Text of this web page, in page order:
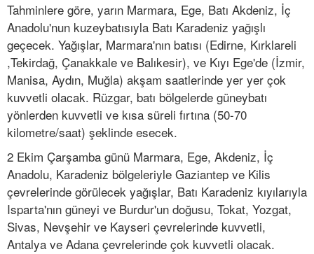
Tahminlere göre, yarın Marmara, Ege, Batı Akdeniz, İç
Anadolu'nun kuzeybatısıyla Batı Karadeniz yağışlı
geçecek. Yağışlar, Marmara'nın batısı (Edirne, Kırklareli
,Tekirdağ, Çanakkale ve Balıkesir), ve Kıyı Ege'de (İzmir,
Manisa, Aydın, Muğla) akşam saatlerinde yer yer çok
kuvvetli olacak. Rüzgar, batı bölgelerde güneybatı
yönlerden kuvvetli ve kısa süreli fırtına (50-70
kilometre/saat) şeklinde esecek.
2 Ekim Çarşamba günü Marmara, Ege, Akdeniz, İç
Anadolu, Karadeniz bölgeleriyle Gaziantep ve Kilis
çevrelerinde görülecek yağışlar, Batı Karadeniz kıyılarıyla
Isparta'nın güneyi ve Burdur'un doğusu, Tokat, Yozgat,
Sivas, Nevşehir ve Kayseri çevrelerinde kuvvetli,
Antalya ve Adana çevrelerinde çok kuvvetli olacak.